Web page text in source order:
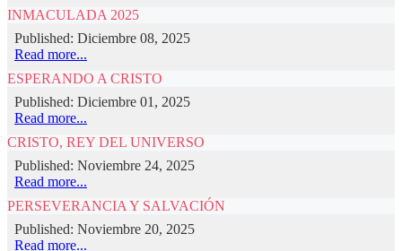
INMACULADA 2025
Published: Diciembre 08, 2025
Read more...
ESPERANDO A CRISTO
Published: Diciembre 01, 2025
Read more...
CRISTO, REY DEL UNIVERSO
Published: Noviembre 24, 2025
Read more...
PERSEVERANCIA Y SALVACIÓN
Published: Noviembre 20, 2025
Read more...